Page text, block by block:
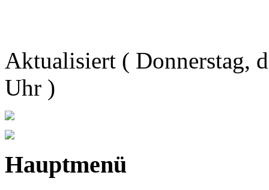
Aktualisiert ( Donnerstag,
Uhr )
Hauptmenü